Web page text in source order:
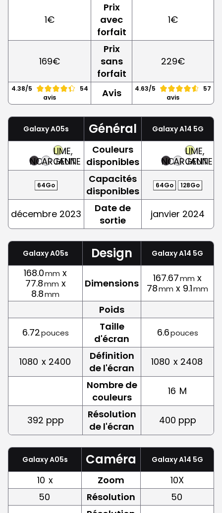
1€
Prix
avec
forfait
1€
169€
Prix
sans
forfait
229€
4.38/5
54
avis
Avis 4.63/5
57
avis
Galaxy A05s Général Galaxy A14 5G
NOIRARGENT
LIME,
JAUNE
Couleurs
disponibles
NOIRARGENT
LIME,
JAUNE
64Go
Capacités
disponibles
64Go 128Go
décembre 2023
Date de
sortie
janvier 2024
Galaxy A05s Design Galaxy A14 5G
168.0mm x
77.8mm x
8.8mm
Dimensions 167.67mm x
78mm x 9.1mm
Poids
6.72pouces
Taille
d'écran
6.6pouces
1080 x 2400
Définition
de l'écran
1080 x 2408
Nombre de
couleurs
16 M
392 ppp
Résolution
de l'écran
400 ppp
Galaxy A05s Caméra Galaxy A14 5G
10 x Zoom
10X
50
Résolution
50